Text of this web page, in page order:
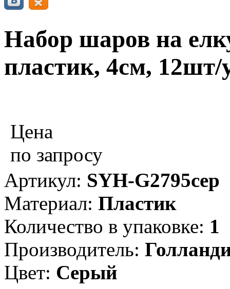
Набор шаров на
пластик, 4см, 12шт/
Цена
по запросу
Артикул: SYH-G2795сер
Материал: Пластик
Количество в упаковке: 1
Производитель:
Цвет: Серый